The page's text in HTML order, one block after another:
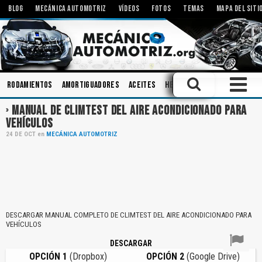
BLOG MECÁNICA AUTOMOTRIZ VÍDEOS FOTOS TEMAS MAPA DEL
Rodamientos Amortiguadores Aceites Herramientas Bombas
MANUAL DE CLIMTEST DEL AIRE ACONDICIONADO PARA
VEHÍCULOS
24 DE OCT en MECÁNICA AUTOMOTRIZ
DESCARGAR MANUAL COMPLETO DE CLIMTEST DEL AIRE ACONDICIONADO PARA
VEHÍCULOS
DESCARGAR
OPCIÓN 1 (Dropbox) OPCIÓN 2 (Google Drive)